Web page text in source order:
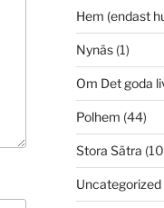
Hem (endast
Nynäs(1)
Om Det goda
Polhem (44)
Stora Sätra
Uncategorized